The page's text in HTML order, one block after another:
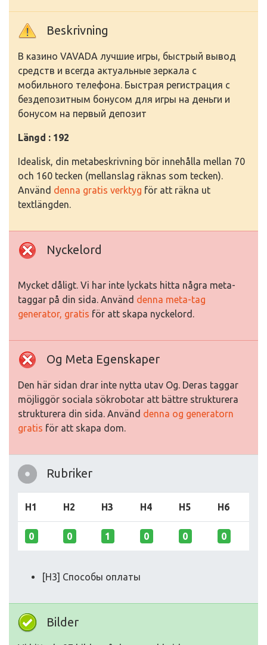
Beskrivning
В казино VAVADA лучшие игры, быстрый вывод
средств и всегда актуальные зеркала с
мобильного телефона. Быстрая регистрация с
бездепозитным бонусом для игры на деньги и
бонусом на первый депозит
Längd : 192
Idealisk, din metabeskrivning bör innehålla mellan 70
och 160 tecken (mellanslag räknas som tecken).
Använd denna gratis verktyg för att räkna ut
textlängden.
Nyckelord
Mycket dåligt. Vi har inte lyckats hitta några meta-
taggar på din sida. Använd denna meta-tag
generator, gratis för att skapa nyckelord.
Og Meta Egenskaper
Den här sidan drar inte nytta utav Og. Deras taggar
möjliggör sociala sökrobotar att bättre strukturera
strukturera din sida. Använd denna og generatorn
gratis för att skapa dom.
Rubriker
H1 H2 H3 H4 H5 H6
0 0 1 0 0 0
[H3] Способы оплаты
Bilder